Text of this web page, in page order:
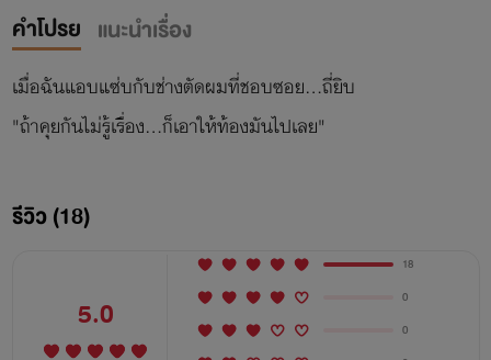
คำโปรย แนะนำเรื่อง
เมื่อฉันแอบแซ่บกับช่างตัดผมที่ชอบซอย...ถี่ยิบ
"ถ้าคุยกันไม่รู้เรื่อง...ก็เอาให้ท้องมันไปเลย"
รีวิว (18)
5.0
18
0
0